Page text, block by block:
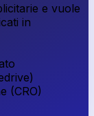
e vuole
in
(CRO)